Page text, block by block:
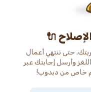
🔌
حتى ننتهي أعمال
وأرسل إجابتك عبر
خاص من دبدوب!